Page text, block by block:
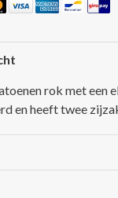
rok met een
en heeft twee